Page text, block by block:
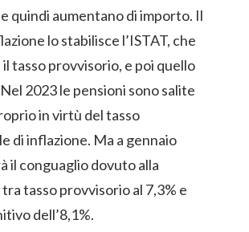
quindi aumentano di importo. Il
lo stabilisce l’ISTAT, che
il tasso provvisorio, e poi quello
2023 le pensioni sono salite
in virtù del tasso
di inflazione. Ma a gennaio
il conguaglio dovuto alla
tasso provvisorio al 7,3% e
dell’8,1%.